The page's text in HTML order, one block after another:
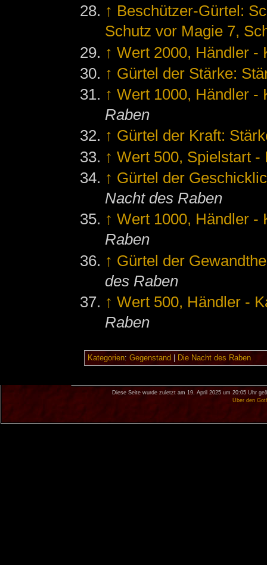
↑ Beschützer-Gürtel:
Schutz vor Magie 7,
↑ Wert 2000, Händler -
↑ Gürtel der Stärke:
↑ Wert 1000, Händler -
Raben
↑ Gürtel der Kraft:
↑ Wert 500, Spielstart -
↑ Gürtel der
Nacht des Raben
↑ Wert 1000, Händler -
Raben
↑ Gürtel der
des Raben
↑ Wert 500, Händler -
Raben
Kategorien: Gegenstand Die Nacht des Raben
Diese Seite wurde zuletzt am 19. April 2025 um 20:05 Uhr
Über den